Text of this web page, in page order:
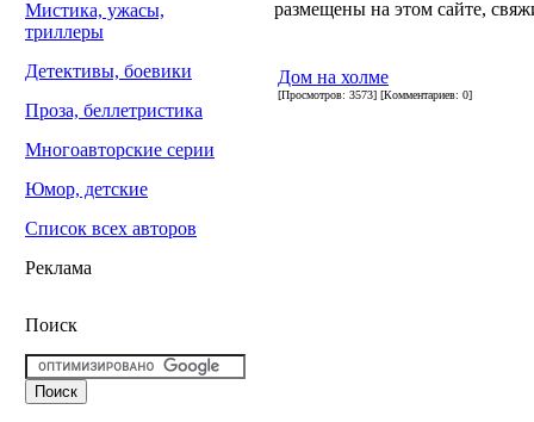
Мистика, ужасы,
триллеры
Детективы, боевики
Проза, беллетристика
Многоавторские серии
Юмор, детские
Список всех авторов
Реклама
Поиск
размещены на этом сайте,
Дом на холме
[Просмотров: 3573] [Комментариев: 0]